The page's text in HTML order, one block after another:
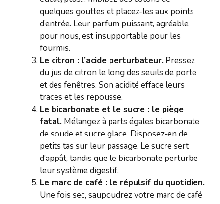
quelques gouttes et placez-les aux points
d’entrée. Leur parfum puissant, agréable
pour nous, est insupportable pour les
fourmis.
Le citron : l’acide perturbateur. Pressez
du jus de citron le long des seuils de porte
et des fenêtres. Son acidité efface leurs
traces et les repousse.
Le bicarbonate et le sucre : le piège
fatal. Mélangez à parts égales bicarbonate
de soude et sucre glace. Disposez-en de
petits tas sur leur passage. Le sucre sert
d’appât, tandis que le bicarbonate perturbe
leur système digestif.
Le marc de café : le répulsif du quotidien.
Une fois sec, saupoudrez votre marc de café